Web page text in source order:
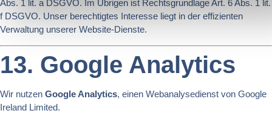
Abs. 1 lit. a DSGVO. Im Übrigen ist Rechtsgrundlage Art. 6 Abs. 1 lit.
f DSGVO. Unser berechtigtes Interesse liegt in der effizienten
Verwaltung unserer Website-Dienste.
13. Google Analytics
Wir nutzen Google Analytics, einen Webanalysedienst von Google
Ireland Limited.